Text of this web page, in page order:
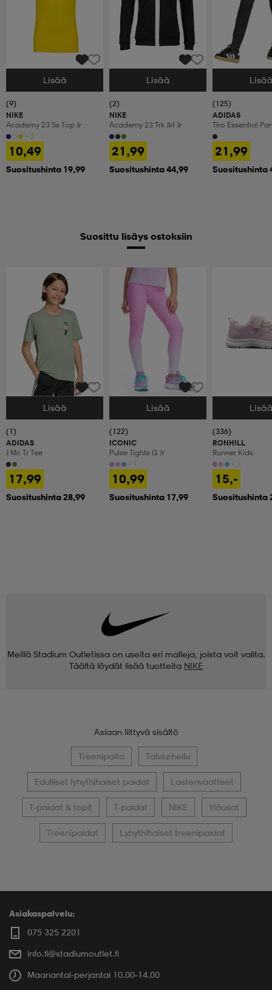
Valitse Koko
Lisää
(9)
NIKE
Academy 23 Ss Top Jr
10,49
Suositushinta 19,99
Valitse Koko
Lisää
(2)
NIKE
Academy 23 Trk Jkt Jr
21,99
Suositushinta 44,99
Valitse Koko
(125)
ADIDAS
Tiro Essential
21,99
Suositushinta
Suosittu lisäys ostoksiin
Valitse Koko
Lisää
(1)
ADIDAS
J Mc Tr Tee
17,99
Suositushinta 28,99
Valitse Koko
Lisää
(122)
ICONIC
Pulse Tights G Jr
10,99
Suositushinta 17,99
Valitse Koko
(336)
RONHILL
Runner Kids
15,-
Suositushinta
Meillä Stadium Outletissa on useita eri malleja, joista voit valita.
Täältä löydät lisää tuotteita NIKE
Asiaan liittyvä sisältö
Treenipaita Talviurheilu
Edulliset lyhythihaiset paidat Lastenvaatteet
T-paidat & topit T-paidat NIKE Yläosat
Treenipaidat Lyhythihaiset treenipaidat
Asiakaspalvelu:
075 325 2201
info.fi@stadiumoutlet.fi
Maanantai-perjantai 10.00-14.00